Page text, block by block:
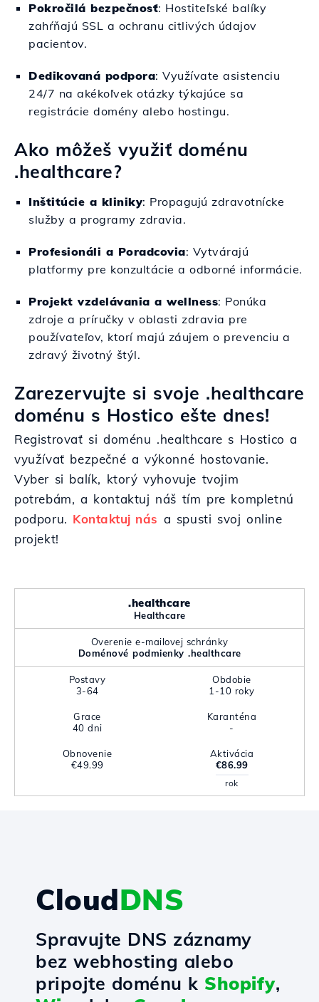
Pokročilá bezpečnosť: Hostiteľské balíky
zahŕňajú SSL a ochranu citlivých údajov
pacientov.
Dedikovaná podpora: Využívate asistenciu
24/7 na akékoľvek otázky týkajúce sa
registrácie domény alebo hostingu.
Ako môžeš využiť doménu
.healthcare?
Inštitúcie a kliniky: Propagujú zdravotnícke
služby a programy zdravia.
Profesionáli a Poradcovia: Vytvárajú
platformy pre konzultácie a odborné informácie.
Projekt vzdelávania a wellness: Ponúka
zdroje a príručky v oblasti zdravia pre
používateľov, ktorí majú záujem o prevenciu a
zdravý životný štýl.
Zarezervujte si svoje .healthcare
doménu s Hostico ešte dnes!
Registrovať si doménu .healthcare s Hostico a
využívať bezpečné a výkonné hostovanie.
Vyber si balík, ktorý vyhovuje tvojim
potrebám, a kontaktuj náš tím pre kompletnú
podporu. Kontaktuj nás a spusti svoj online
projekt!
.healthcare
Healthcare
Overenie e-mailovej schránky
Doménové podmienky .healthcare
Postavy
3-64
Obdobie
1-10 roky
Grace
40 dni
Karanténa
-
Obnovenie
€49.99
Aktivácia
€86.99
rok
CloudDNS
Spravujte DNS záznamy
bez webhosting alebo
pripojte doménu k Shopify,